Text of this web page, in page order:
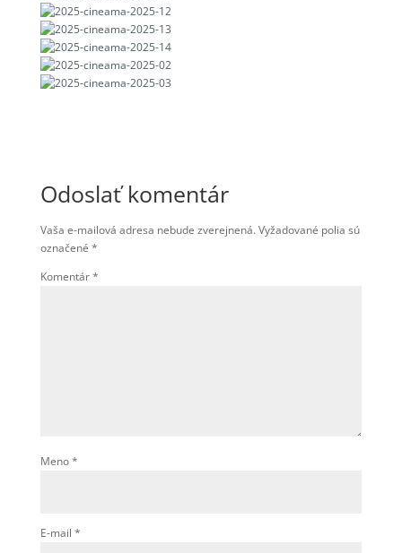
Odoslať komentár
Vaša e-mailová adresa nebude zverejnená.Vyžadované polia sú
označené *
Komentár*
Meno*
E-mail *